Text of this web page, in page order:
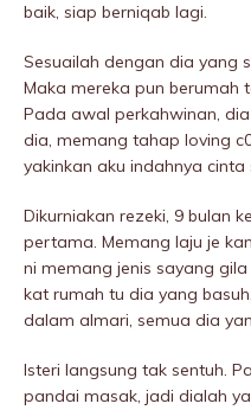
baik, siap berniqab lagi.
Sesuailah dengan dia yang
Maka mereka pun berumah
Pada awal perkahwinan,
dia, memang tahap loving
yakinkan aku indahnya cinta
Dikurniakan rezeki, 9 bulan
pertama. Memang laju je
ni memang jenis sayang
kat rumah tu dia yang
dalam almari, semua dia
Isteri langsung tak sentuh.
pandai masak, jadi dialah